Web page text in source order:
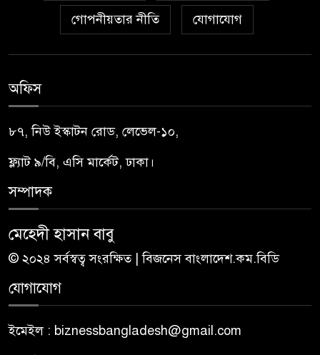
গোপনীয়তার নীতি যোগাযোগ
অফিস
৮৭, নিউ ইস্কাটন রোড, লেভেল-১০,
ফ্ল্যাট ৯/বি, এসি মার্কেট, ঢাকা।
সম্পাদক
মেহেদী হাসান বাবু
© ২০২৪ সর্বস্বত্ব সংরক্ষিত | বিজনেস বাংলাদেশ.কম.বিডি
যোগাযোগ
ইমেইল : biznessbangladesh@gmail.com